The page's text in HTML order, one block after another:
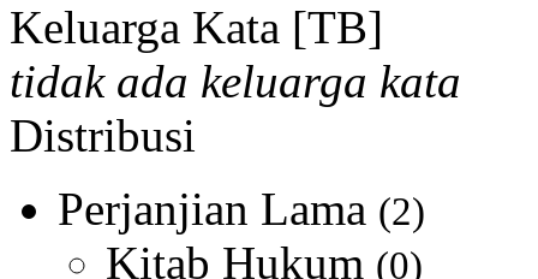
Keluarga Kata [TB]
tidak ada keluarga kata
Distribusi
Perjanjian Lama (2)
Kitab Hukum (0)